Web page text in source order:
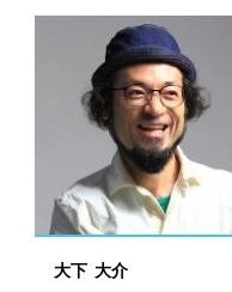
大下 大介